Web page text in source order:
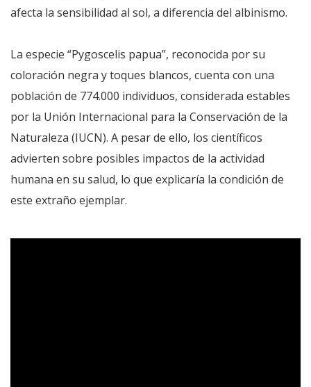
afecta la sensibilidad al sol, a diferencia del albinismo.
La especie “Pygoscelis papua”, reconocida por su
coloración negra y toques blancos, cuenta con una
población de 774.000 individuos, considerada estables
por la Unión Internacional para la Conservación de la
Naturaleza (IUCN). A pesar de ello, los científicos
advierten sobre posibles impactos de la actividad
humana en su salud, lo que explicaría la condición de
este extraño ejemplar.